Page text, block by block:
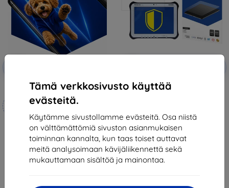
Tämä verkkosivusto käyttää
evästeitä.
Käytämme sivustollamme evästeitä. Osa niistä
on välttämättömiä sivuston asianmukaisen
toiminnan kannalta, kun taas toiset auttavat
meitä analysoimaan kävijäliikennettä sekä
mukauttamaan sisältöä ja mainontaa.
3mk Hammer protective film
Mittojen mukaan
21,90 €
19,70 €
Varastossa 4 kpl
3MK FlexibleGlass Panasonic FZ-
G1 Hybrid Glass
14,31 €
Viimeinen kappale varastossa